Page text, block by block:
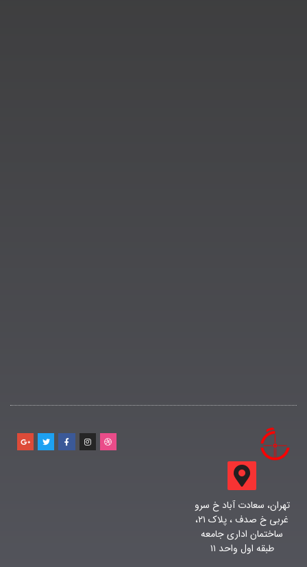
تهران، سعادت آباد خ سرو
غربی خ صدف ، پلاک ۲۱،
ساختمان اداری جامعه
طبقه اول واحد ۱۱